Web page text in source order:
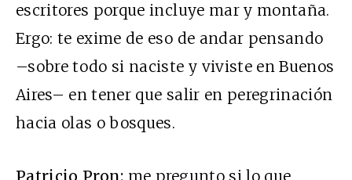
escritores porque incluye mar y montaña.
Ergo: te exime de eso de andar pensando
–sobre todo si naciste y viviste en Buenos
Aires– en tener que salir en peregrinación
hacia olas o bosques.